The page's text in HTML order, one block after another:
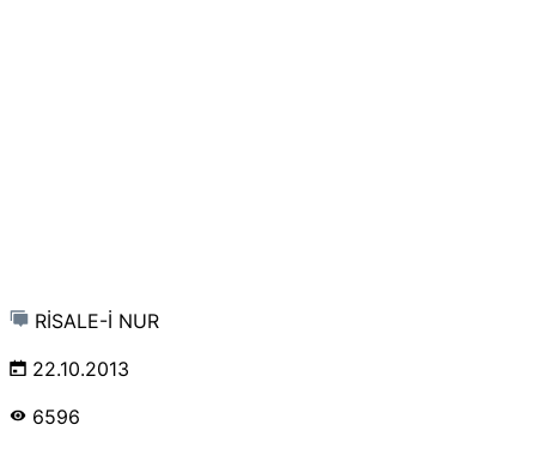
RİSALE-İ NUR
22.10.2013
6596